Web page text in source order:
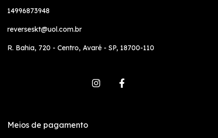
14996873948
reverseskt@uol.com.br
R. Bahia, 720 - Centro, Avaré - SP, 18700-110
Meios de pagamento